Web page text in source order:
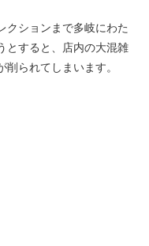
クションまで多岐にわた
とすると、店内の大混雑
られてしまいます。